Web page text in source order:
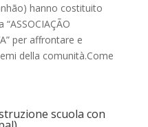
hanno costituito
per affrontare e
della comunità.Come
scuola con